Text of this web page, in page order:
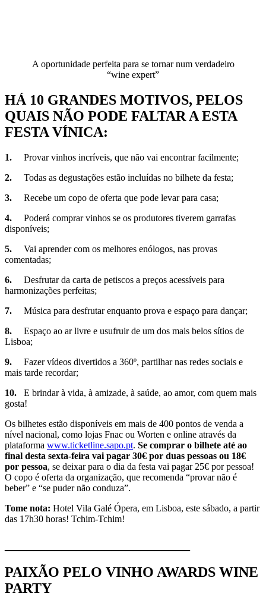
A oportunidade perfeita para se tornar num verdadeiro
“wine expert”
HÁ 10 GRANDES MOTIVOS, PELOS
QUAIS NÃO PODE FALTAR A ESTA
FESTA VÍNICA:
1. Provar vinhos incríveis, que não vai encontrar facilmente;
2. Todas as degustações estão incluídas no bilhete da festa;
3. Recebe um copo de oferta que pode levar para casa;
4. Poderá comprar vinhos se os produtores tiverem garrafas
disponíveis;
5. Vai aprender com os melhores enólogos, nas provas
comentadas;
6. Desfrutar da carta de petiscos a preços acessíveis para
harmonizações perfeitas;
7. Música para desfrutar enquanto prova e espaço para dançar;
8. Espaço ao ar livre e usufruir de um dos mais belos sítios de
Lisboa;
9. Fazer vídeos divertidos a 360º, partilhar nas redes sociais e
mais tarde recordar;
10. E brindar à vida, à amizade, à saúde, ao amor, com quem mais
gosta!
Os bilhetes estão disponíveis em mais de 400 pontos de venda a
nível nacional, como lojas Fnac ou Worten e online através da
plataforma www.ticketline.sapo.pt. Se comprar o bilhete até ao
final desta sexta-feira vai pagar 30€ por duas pessoas ou 18€
por pessoa, se deixar para o dia da festa vai pagar 25€ por pessoa!
O copo é oferta da organização, que recomenda “provar não é
beber” e “se puder não conduza”.
Tome nota: Hotel Vila Galé Ópera, em Lisboa, este sábado, a partir
das 17h30 horas! Tchim-Tchim!
PAIXÃO PELO VINHO AWARDS WINE
PARTY